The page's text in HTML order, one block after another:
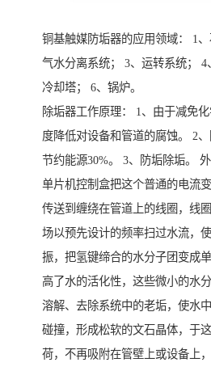
铜基触媒防垢器的应用领域： 1
气水分离系统； 3、运转系统； 4
冷却塔； 6、锅炉。
除垢器工作原理： 1、由于减免
度降低对设备和管道的腐蚀。 2
节约能源30%。 3、防垢除垢。
单片机控制盒把这个普通的电流
传送到缠绕在管道上的线圈，线
场以预先设计的频率扫过水流，
振，把氢键缔合的水分子团变成
高了水的活化性，这些微小的水
溶解、去除系统中的老垢，使水
碰撞，形成松软的文石晶体，于
荷，不再吸附在管壁上或设备上